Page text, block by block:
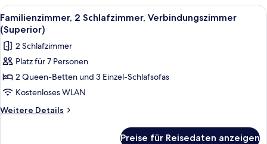
Alle
Fotos
für
Familienzimmer,
2 Schlafzimmer,
Verbindungszimmer
(Superior)
anzeigen
Ein Hotelzimmer mit Bett,
12
Familienzimmer, 2 Schlafzimmer, Verbindungszimmer
(Superior)
2 Schlafzimmer
Platz für 7 Personen
2 Queen-Betten und 3 Einzel-Schlafsofas
Kostenloses WLAN
Weitere Details
Weitere
Preise für Reisedaten anzeigen